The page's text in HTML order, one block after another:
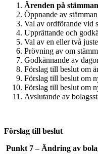
Ärenden på stämman
Öppnande av stämman
Val av ordförande vid
Upprättande och
Val av en eller två
Prövning av om
Godkännande av
Förslag till beslut om
Förslag till beslut om
Förslag till beslut om
Avslutande av
Förslag till beslut
Punkt 7 – Ändring av